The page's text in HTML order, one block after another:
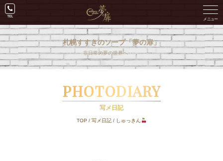
札幌すすきのソープ「夢の扉」
非日常の夢の世界へ･･･。
PHOTODIARY
写メ日記
TOP / 写メ日記/ しゅっきん